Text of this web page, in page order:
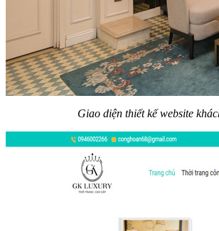
Giao diện thiết kế website